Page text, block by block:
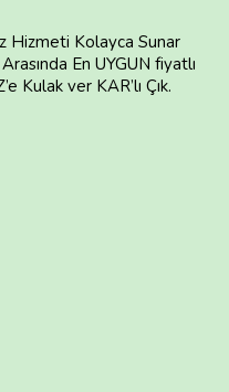
Hizmeti Kolayca Sunar
En UYGUN fiyatlı
Kulak ver KAR’lı Çık.